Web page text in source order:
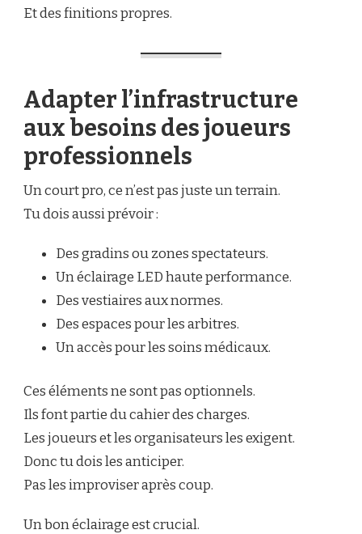
Et des finitions propres.
Adapter l’infrastructure
aux besoins des joueurs
professionnels
Un court pro, ce n’est pas juste un terrain.
Tu dois aussi prévoir :
Des gradins ou zones spectateurs.
Un éclairage LED haute performance.
Des vestiaires aux normes.
Des espaces pour les arbitres.
Un accès pour les soins médicaux.
Ces éléments ne sont pas optionnels.
Ils font partie du cahier des charges.
Les joueurs et les organisateurs les exigent.
Donc tu dois les anticiper.
Pas les improviser après coup.
Un bon éclairage est crucial.